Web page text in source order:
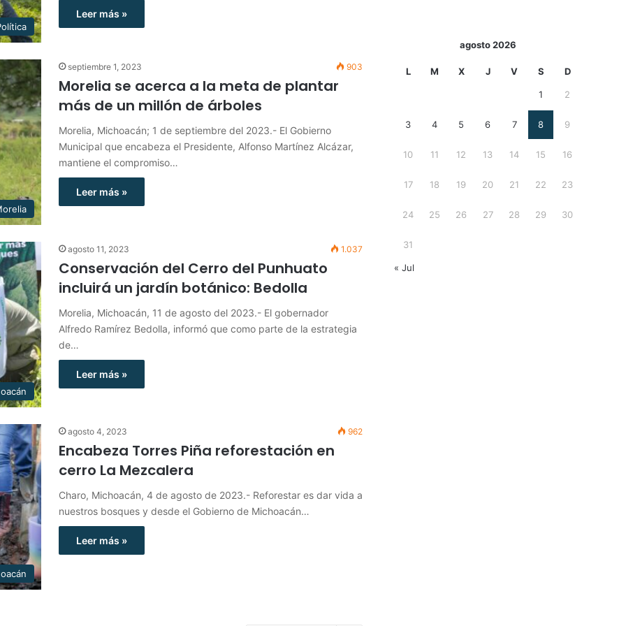
Leer más »
septiembre 1, 2023 903
Morelia se acerca a la meta de plantar
más de un millón de árboles
Morelia, Michoacán; 1 de septiembre del 2023.- El Gobierno
Municipal que encabeza el Presidente, Alfonso Martínez Alcázar,
mantiene el compromiso…
Leer más »
agosto 11, 2023 1.037
Conservación del Cerro del Punhuato
incluirá un jardín botánico: Bedolla
Morelia, Michoacán, 11 de agosto del 2023.- El gobernador
Alfredo Ramírez Bedolla, informó que como parte de la estrategia
de…
Leer más »
agosto 4, 2023 962
Encabeza Torres Piña reforestación en
cerro La Mezcalera
Charo, Michoacán, 4 de agosto de 2023.- Reforestar es dar vida a
nuestros bosques y desde el Gobierno de Michoacán…
Leer más »
agosto 2026
L M X J V S D
1 2
3 4 5 6 7 8 9
10 11 12 13 14 15 16
17 18 19 20 21 22 23
24 25 26 27 28 29 30
31
« Jul